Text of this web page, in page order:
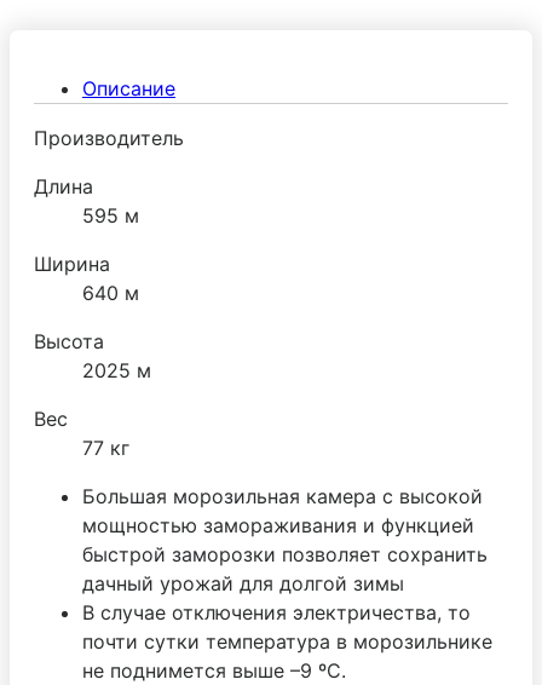
Описание
Производитель
Длина
595 м
Ширина
640 м
Высота
2025 м
Вес
77 кг
Большая морозильная камера с высокой
мощностью замораживания и функцией
быстрой заморозки позволяет сохранить
дачный урожай для долгой зимы
В случае отключения электричества, то
почти сутки температура в морозильнике
не поднимется выше –9 ºС.